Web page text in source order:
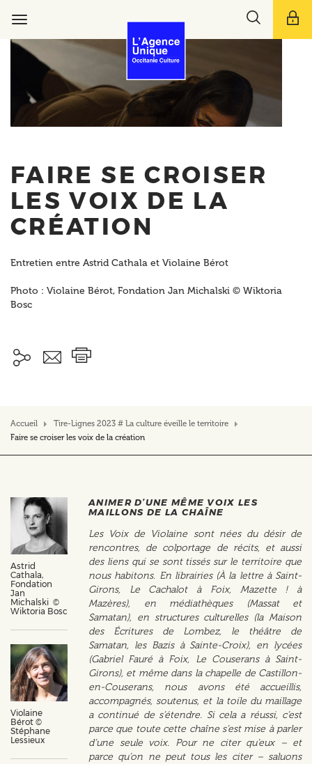
principalnavigation
Toggle
FAIRE SE CROISER
LES VOIX DE LA
CRÉATION
Entretien entre Astrid Cathala et Violaine Bérot
Photo : Violaine Bérot, Fondation Jan Michalski © Wiktoria
Bosc
Accueil
Tire-Lignes 2023 # La culture éveille le territoire
Faire se croiser les voix de la création
Astrid
Cathala,
Fondation
Jan
Michalski ©
Wiktoria Bosc
Violaine
Bérot ©
Stéphane
Lessieux
ANIMER D’UNE MÊME VOIX LES
MAILLONS DE LA CHAÎNE
Les Voix de Violaine sont nées du désir de
rencontres, de colportage de récits, et aussi
des liens qui se sont tissés sur le territoire que
nous habitons. En librairies (À la lettre à Saint-
Girons, Le Cachalot à Foix, Mazette ! à
Mazères), en médiathèques (Massat et
Samatan), en structures culturelles (la Maison
des Écritures de Lombez, le théâtre de
Samatan, les Bazis à Sainte-Croix), en lycées
(Gabriel Fauré à Foix, Le Couserans à Saint-
Girons), et même dans la chapelle de Castillon-
en-Couserans, nous avons été accueillis,
accompagnés, soutenus, et la toile du maillage
a continué de s’étendre. Si cela a réussi, c’est
parce que toute cette chaîne s’est mise à parler
d’une seule voix. Pour ne citer qu’eux – et
parce qu’on ne peut tous les citer – saluons